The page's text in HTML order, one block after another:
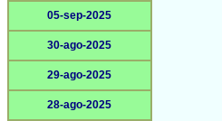
05-sep-2025
30-ago-2025
29-ago-2025
28-ago-2025